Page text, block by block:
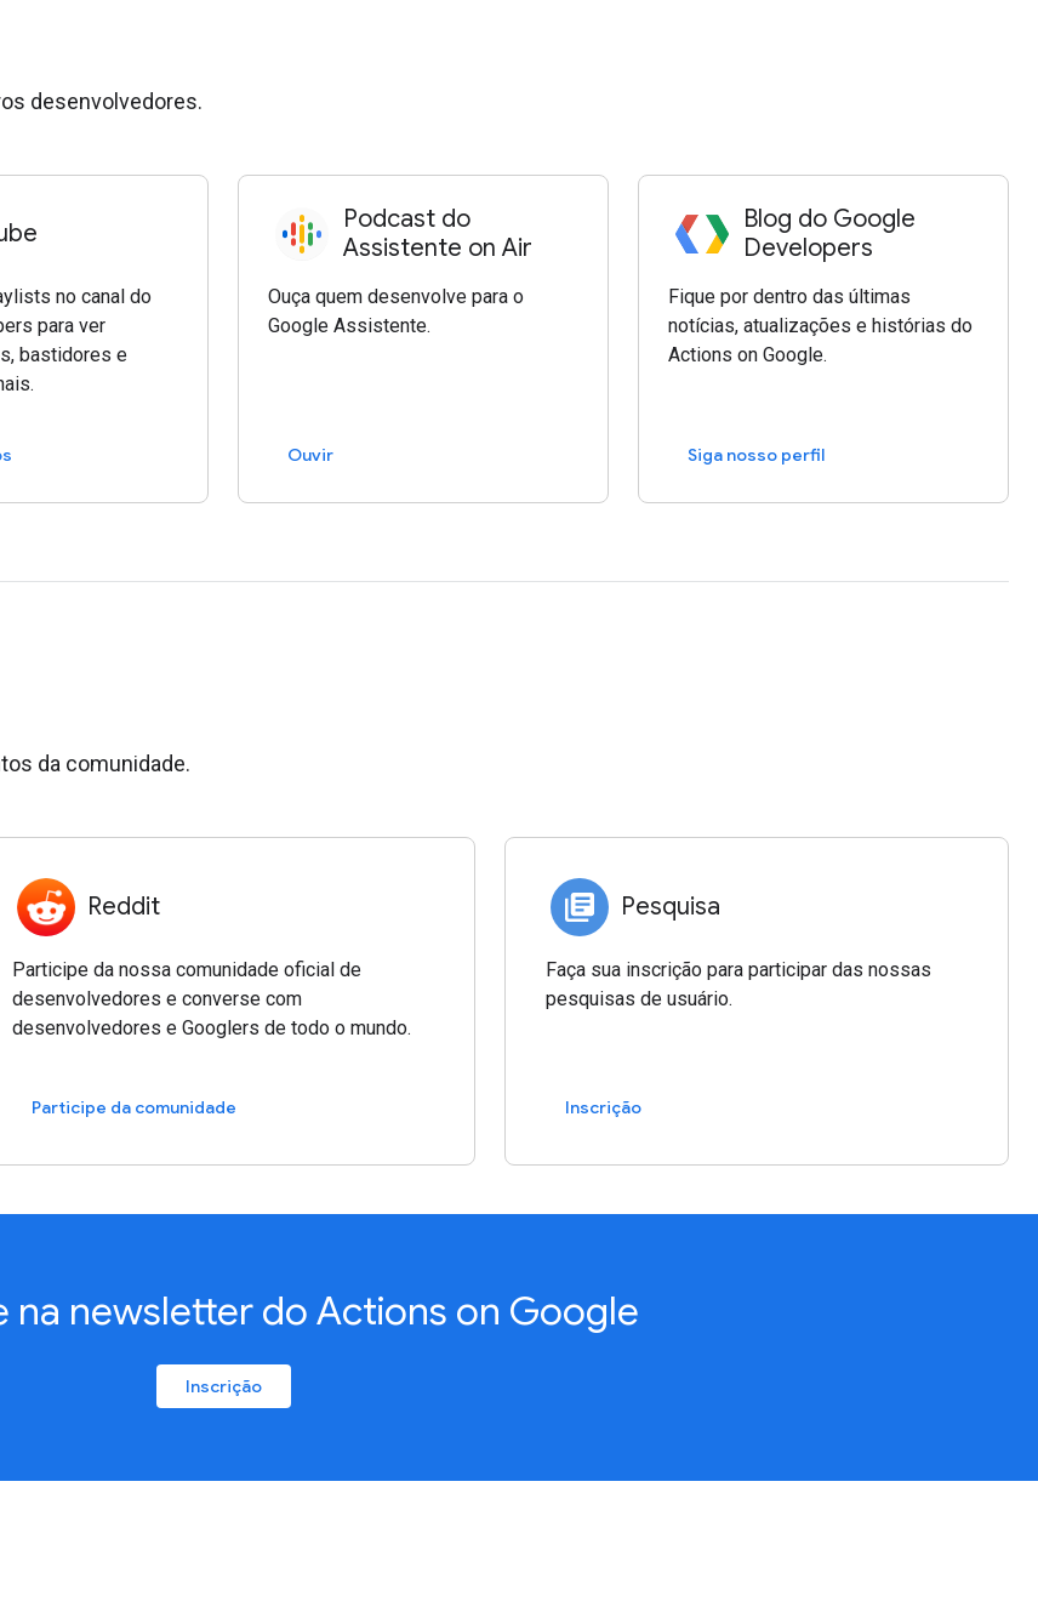
desenvolvedores.
no canal do
para ver
bastidores e
Podcast do
Assistente on Air
Ouça quem desenvolve para o
Google Assistente.
Ouvir
Blog do Google
Developers
Fique por dentro das últimas
notícias, atualizações e histórias do
Actions on Google.
Siga nosso perfil
da comunidade.
Reddit
Participe da nossa comunidade oficial de
desenvolvedores e converse com
desenvolvedores e Googlers de todo o mundo.
Participe da comunidade
Pesquisa
Faça sua inscrição para participar das nossas
pesquisas de usuário.
Inscrição
na newsletter do Actions on Google
Inscrição